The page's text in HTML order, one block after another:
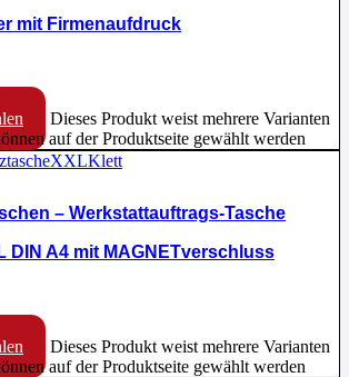
mit Firmenaufdruck
Dieses Produkt weist mehrere Varianten
auf der Produktseite gewählt werden
– Werkstattauftrags-Tasche
DIN A4 mit MAGNETverschluss
Dieses Produkt weist mehrere Varianten
auf der Produktseite gewählt werden